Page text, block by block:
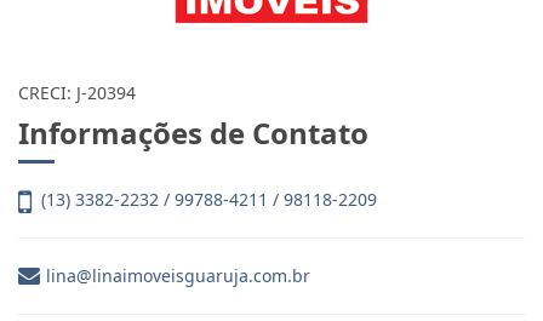
CRECI: J-20394
Informações de Contato
(13) 3382-2232 / 99788-4211 / 98118-2209
lina@linaimoveisguaruja.com.br